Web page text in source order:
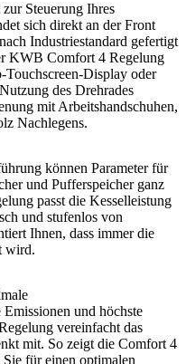
Steuerung Ihres
sich direkt an der Front
Industriestandard gefertigt
KWB Comfort 4 Regelung
Touchscreen-Display oder
des Drehrades
mit Arbeitshandschuhen,
Nachlegens.
können Parameter für
und Pufferspeicher ganz
passt die Kesselleistung
und stufenlos von
Ihnen, dass immer die
wird.
und höchste
vereinfacht das
mit. So zeigt die Comfort 4
für einen optimalen